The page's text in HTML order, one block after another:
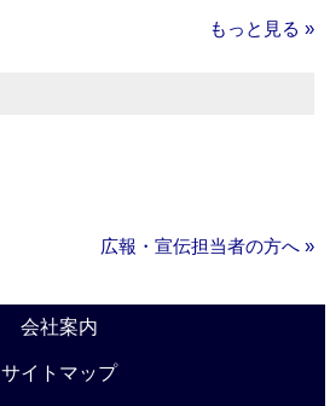
もっと見る »
広報・宣伝担当者の方へ »
会社案内
サイトマップ